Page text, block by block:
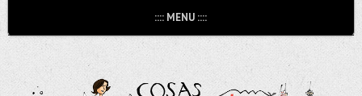
:::: MENU ::::